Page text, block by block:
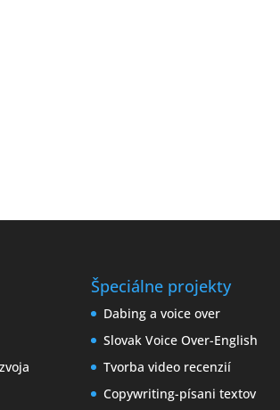
Špeciálne projekty
Dabing a voice over
Slovak Voice Over-English
Tvorba video recenzií
Copywriting-písani textov